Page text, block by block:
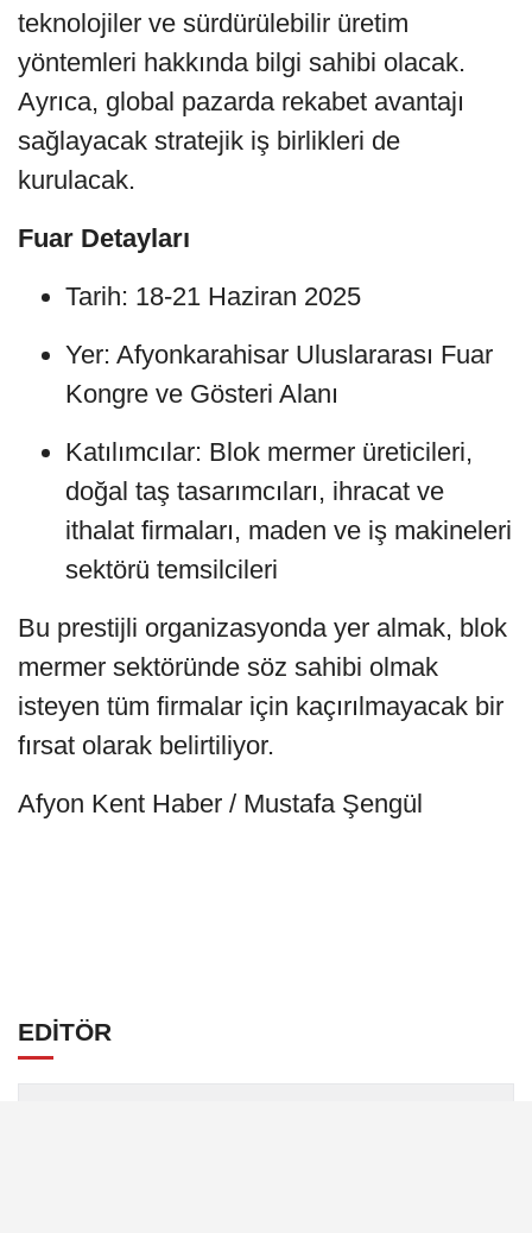
teknolojiler ve sürdürülebilir üretim
yöntemleri hakkında bilgi sahibi olacak.
Ayrıca, global pazarda rekabet avantajı
sağlayacak stratejik iş birlikleri de
kurulacak.
Fuar Detayları
Tarih: 18-21 Haziran 2025
Yer: Afyonkarahisar Uluslararası Fuar
Kongre ve Gösteri Alanı
Katılımcılar: Blok mermer üreticileri,
doğal taş tasarımcıları, ihracat ve
ithalat firmaları, maden ve iş makineleri
sektörü temsilcileri
Bu prestijli organizasyonda yer almak, blok
mermer sektöründe söz sahibi olmak
isteyen tüm firmalar için kaçırılmayacak bir
fırsat olarak belirtiliyor.
Afyon Kent Haber / Mustafa Şengül
EDİTÖR